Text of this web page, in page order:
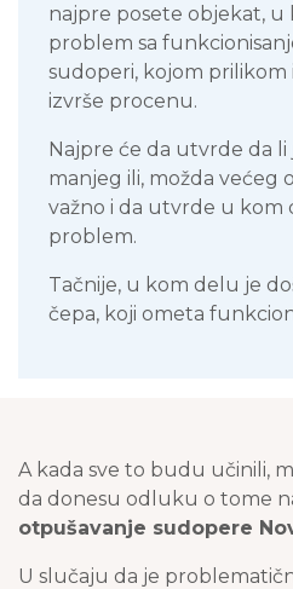
najpre posete objekat, u
problem sa
sudoperi, kojom prilikom
izvrše procenu.
Najpre će da utvrde da li
manjeg ili, možda većeg
važno i da utvrde u kom
problem.
Tačnije, u kom delu je
čepa, koji ometa
A kada sve to budu učinili,
da donesu odluku o tome
otpušavanje sudopere
U slučaju da je